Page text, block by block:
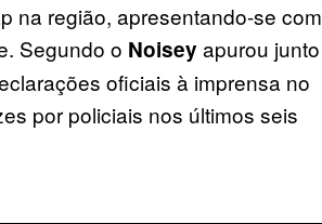
na região, apresentando-se com
Segundo o Noisey apurou junto
oficiais à imprensa no
por policiais nos últimos seis